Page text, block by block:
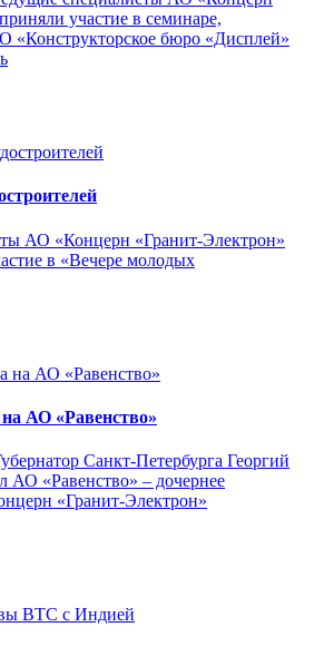
участие в семинаре,
«Конструкторское бюро «Дисплей»
АО «Концерн «Гранит-Электрон»
в «Вечере молодых
АО «Равенство»
Санкт-Петербурга Георгий
АО «Равенство» – дочернее
«Гранит-Электрон»